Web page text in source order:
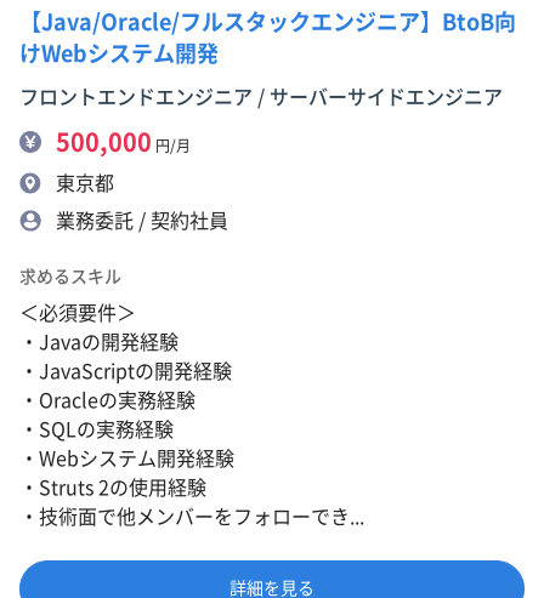
【Java/Oracle/フルスタックエンジニア】BtoB向
けWebシステム開発
フロントエンドエンジニア / サーバーサイドエンジニア
500,000 円/月
東京都
業務委託 / 契約社員
求めるスキル
＜必須要件＞
・Javaの開発経験
・JavaScriptの開発経験
・Oracleの実務経験
・SQLの実務経験
・Webシステム開発経験
・Struts 2の使用経験
・技術面で他メンバーをフォローでき...
詳細を見る